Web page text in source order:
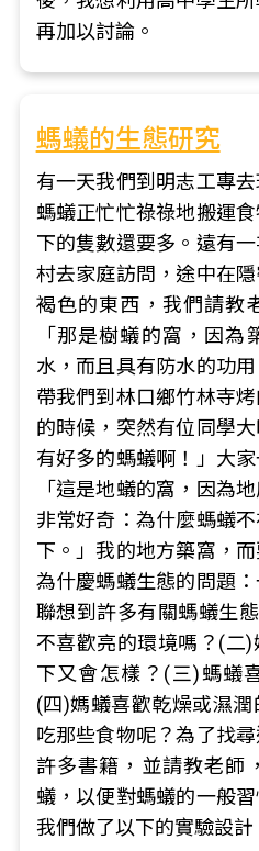
再加以討論。
螞蟻的生態研究
有一天我們到明志工專
螞蟻正忙忙祿祿地搬運
下的隻數還要多。遠有
村去家庭訪問，途中在
褐色的東西，我們請教
「那是樹蟻的窩，因
水，而且具有防水的功
帶我們到林口鄉竹林寺
的時候，突然有位同學
有好多的螞蟻啊！」大
「這是地蟻的窩，因為
非常好奇：為什麼螞蟻
下。」我的地方築窩，
為什慶螞蟻生態的問題
聯想到許多有關螞蟻生
不喜歡亮的環境嗎？(二
下又會怎樣？(三)螞蟻
(四)媽蟻喜歡乾燥或濕
吃那些食物呢？為了找
許多書籍，並請教老師
蟻，以便對螞蟻的一般
我們做了以下的實驗設計